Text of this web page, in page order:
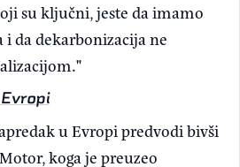
su ključni, jeste da imamo
da dekarbonizacija ne
u Evropi predvodi bivši
koga je preuzeo